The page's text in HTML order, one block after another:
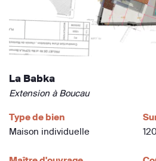
La Babka
Extension à Boucau
Type de bien
Maison individuelle